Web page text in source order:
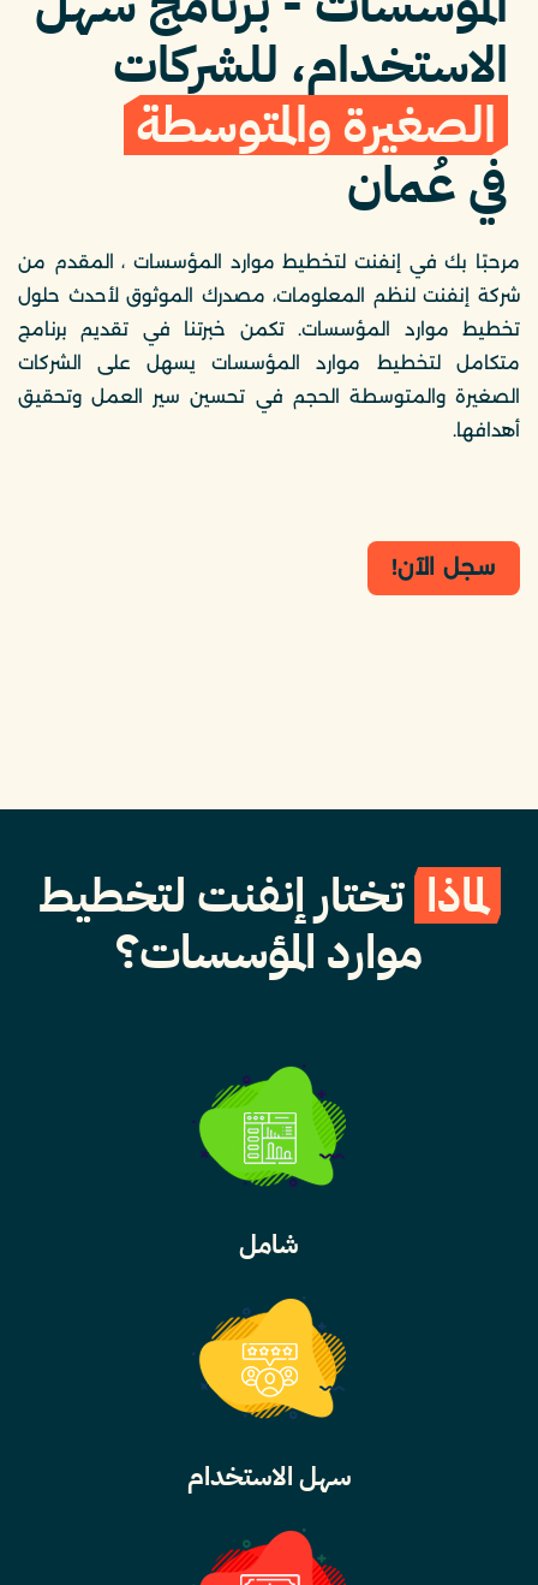
الاستخدام، للشركات
الصغيرة والمتوسطة
في عُمان
مرحبًا بك في إنفنت لتخطيط موارد المؤسسات ، المقدم من
شركة إنفنت لنظم المعلومات، مصدرك الموثوق لأحدث حلول
تخطيط موارد المؤسسات. تكمن خبرتنا في تقديم برنامج
متكامل لتخطيط موارد المؤسسات يسهل على الشركات
الصغيرة والمتوسطة الحجم في تحسين سير العمل وتحقيق
أهدافها.
سجل الآن!
لماذا تختار إنفنت لتخطيط
موارد المؤسسات؟
شامل
سهل الاستخدام